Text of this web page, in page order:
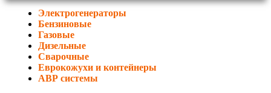
Электрогенераторы
Бензиновые
Газовые
Дизельные
Сварочные
Еврокожухи и контейнеры
АВР системы